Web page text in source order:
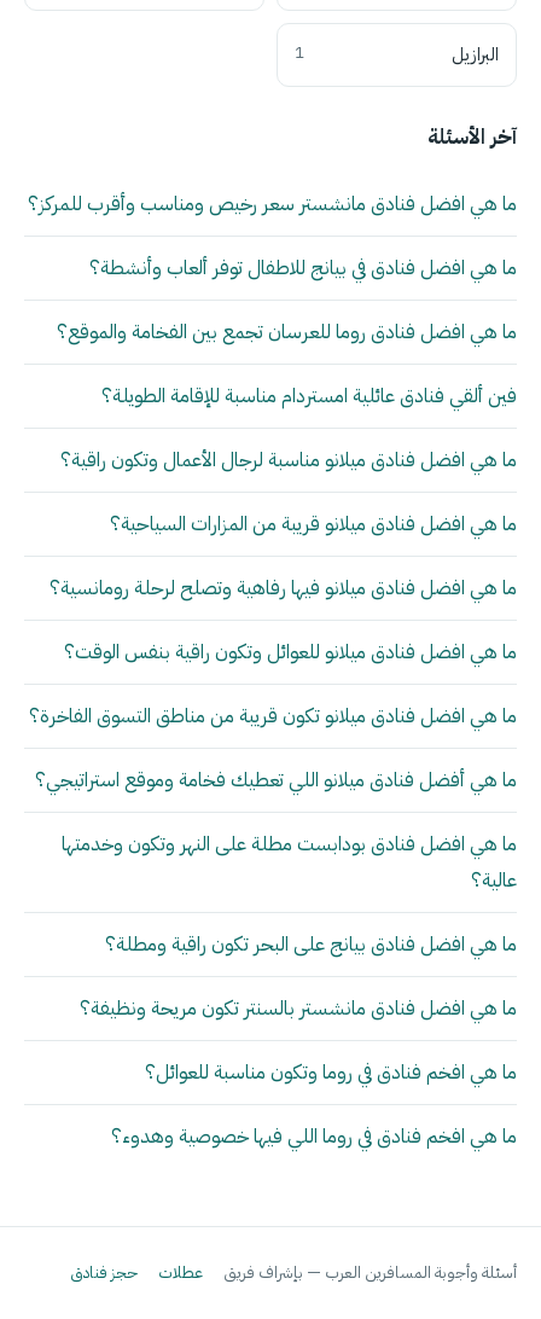
البرازيل 1
آخر الأسئلة
ما هي افضل فنادق مانشستر سعر رخيص ومناسب وأقرب للمركز؟
ما هي افضل فنادق في بيانج للاطفال توفر ألعاب وأنشطة؟
ما هي افضل فنادق روما للعرسان تجمع بين الفخامة والموقع؟
فين ألقي فنادق عائلية امستردام مناسبة للإقامة الطويلة؟
ما هي افضل فنادق ميلانو مناسبة لرجال الأعمال وتكون راقية؟
ما هي افضل فنادق ميلانو قريبة من المزارات السياحية؟
ما هي افضل فنادق ميلانو فيها رفاهية وتصلح لرحلة رومانسية؟
ما هي افضل فنادق ميلانو للعوائل وتكون راقية بنفس الوقت؟
ما هي افضل فنادق ميلانو تكون قريبة من مناطق التسوق الفاخرة؟
ما هي أفضل فنادق ميلانو اللي تعطيك فخامة وموقع استراتيجي؟
ما هي افضل فنادق بودابست مطلة على النهر وتكون وخدمتها
عالية؟
ما هي افضل فنادق بيانج على البحر تكون راقية ومطلة؟
ما هي افضل فنادق مانشستر بالسنتر تكون مريحة ونظيفة؟
ما هي افخم فنادق في روما وتكون مناسبة للعوائل؟
ما هي افخم فنادق في روما اللي فيها خصوصية وهدوء؟
أسئلة وأجوبة المسافرين العرب — بإشراف فريق عطلات حجز فنادق